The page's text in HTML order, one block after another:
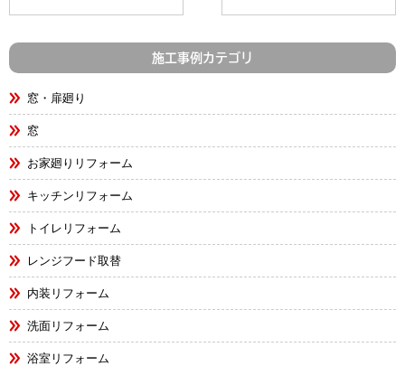
施工事例カテゴリ
窓・扉廻り
窓
お家廻りリフォーム
キッチンリフォーム
トイレリフォーム
レンジフード取替
内装リフォーム
洗面リフォーム
浴室リフォーム